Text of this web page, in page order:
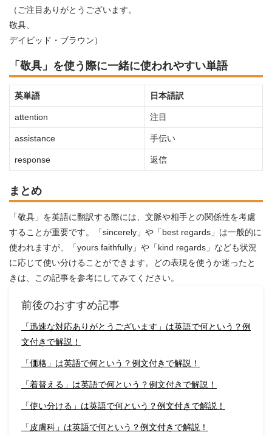
（ご注目ありがとうございます。
敬具、
デイビッド・ブラウン）
「敬具」を使う際に一緒に使われやすい単語
英単語 日本語訳
attention 注目
assistance 手伝い
response 返信
まとめ
「敬具」を英語に翻訳する際には、文脈や相手との関係性を考慮
することが重要です。「sincerely」や「best regards」は一般的に
使われますが、「yours faithfully」や「kind regards」なども状況
に応じて使い分けることができます。どの表現を使うか迷ったと
きは、この記事を参考にしてみてください。
前後のおすすめ記事
「迅速な対応ありがとうございます」は英語で何という？例
文付きで解説！
「価格」は英語で何という？例文付きで解説！
「着替える」は英語で何という？例文付きで解説！
「使い分ける」は英語で何という？例文付きで解説！
「皮膚科」は英語で何という？例文付きで解説！